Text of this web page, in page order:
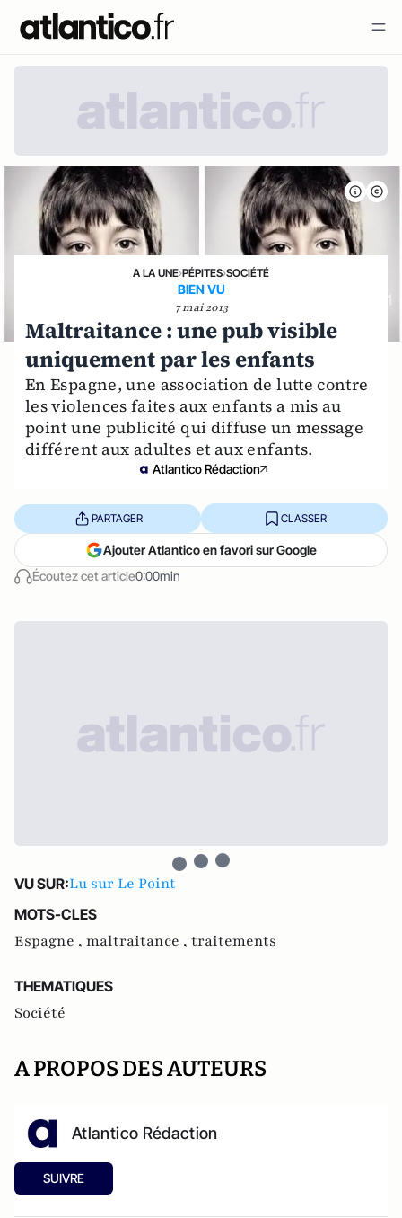
A LA UNE›PÉPITES›SOCIÉTÉ
BIEN VU
7 mai 2013
Maltraitance : une pub visible
uniquement par les enfants
En Espagne, une association de lutte contre
les violences faites aux enfants a mis au
point une publicité qui diffuse un message
différent aux adultes et aux enfants.
Atlantico Rédaction
Écoutez cet article0:00min
PARTAGER CLASSER
Ajouter Atlantico en favori sur Google
VU SUR:Lu sur Le Point
MOTS-CLES
Espagne , maltraitance , traitements
THEMATIQUES
Société
A PROPOS DES AUTEURS
Atlantico Rédaction
SUIVRE